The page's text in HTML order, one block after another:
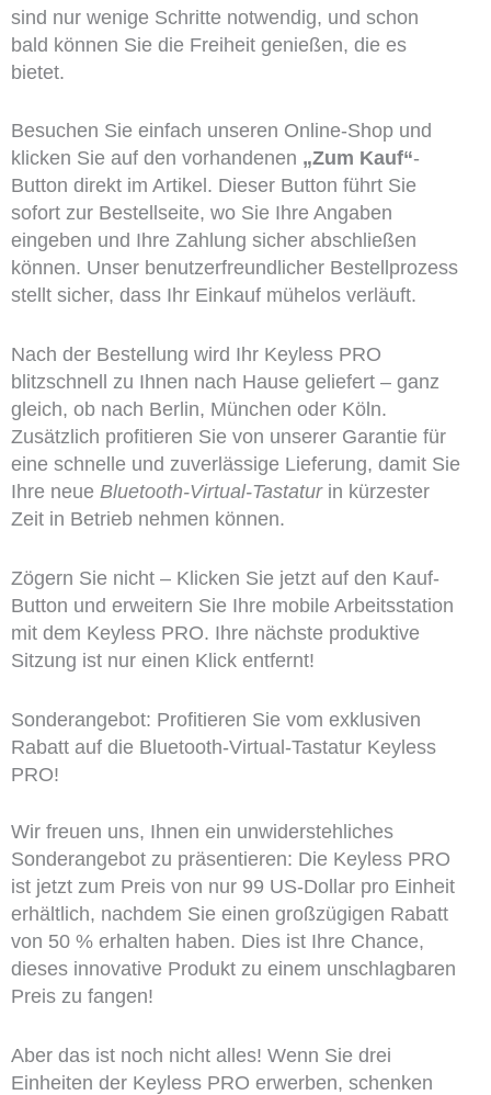
sind nur wenige Schritte notwendig, und schon
bald können Sie die Freiheit genießen, die es
bietet.
Besuchen Sie einfach unseren Online-Shop und
klicken Sie auf den vorhandenen „Zum Kauf“-
Button direkt im Artikel. Dieser Button führt Sie
sofort zur Bestellseite, wo Sie Ihre Angaben
eingeben und Ihre Zahlung sicher abschließen
können. Unser benutzerfreundlicher Bestellprozess
stellt sicher, dass Ihr Einkauf mühelos verläuft.
Nach der Bestellung wird Ihr Keyless PRO
blitzschnell zu Ihnen nach Hause geliefert – ganz
gleich, ob nach Berlin, München oder Köln.
Zusätzlich profitieren Sie von unserer Garantie für
eine schnelle und zuverlässige Lieferung, damit Sie
Ihre neue Bluetooth-Virtual-Tastaturin kürzester
Zeit in Betrieb nehmen können.
Zögern Sie nicht – Klicken Sie jetzt auf den Kauf-
Button und erweitern Sie Ihre mobile Arbeitsstation
mit dem Keyless PRO. Ihre nächste produktive
Sitzung ist nur einen Klick entfernt!
Sonderangebot: Profitieren Sie vom exklusiven
Rabatt auf die Bluetooth-Virtual-Tastatur Keyless
PRO!
Wir freuen uns, Ihnen ein unwiderstehliches
Sonderangebot zu präsentieren: Die Keyless PRO
ist jetzt zum Preis von nur 99 US-Dollar pro Einheit
erhältlich, nachdem Sie einen großzügigen Rabatt
von 50 % erhalten haben. Dies ist Ihre Chance,
dieses innovative Produkt zu einem unschlagbaren
Preis zu fangen!
Aber das ist noch nicht alles! Wenn Sie drei
Einheiten der Keyless PRO erwerben, schenken